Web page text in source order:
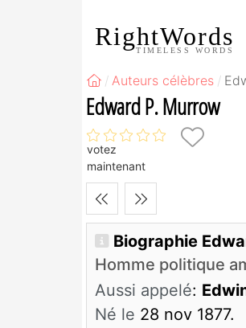
RightWords
TIMELESS WORDS
Auteurs célèbres
Edward P. Murrow
votez
maintenant
Biographie
Homme politique
Aussi appelé:
Né le 28 nov 1877.